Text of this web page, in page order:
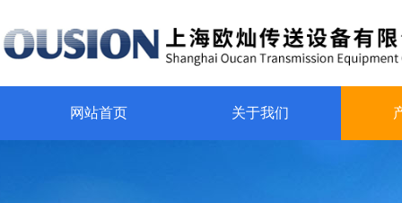
网站首页 关于我们